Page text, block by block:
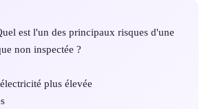
est l'un des principaux risques d'une
non inspectée ?
plus élevée